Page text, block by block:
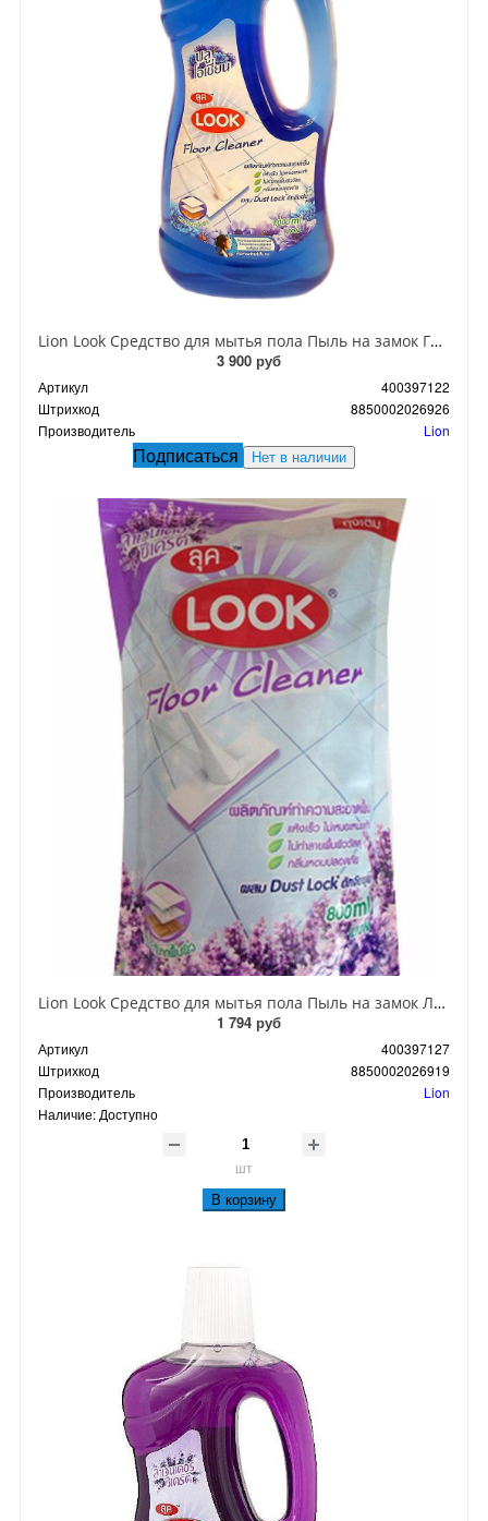
Lion Look Средство для мытья пола Пыль на замок Голубой океан 1л
3 900 руб
Артикул
400397122
Штрихкод
8850002026926
Производитель
Lion
Подписаться Нет в наличии
Lion Look Средство для мытья пола Пыль на замок Лаванда 800мл Запасной блок
1 794 руб
Артикул
400397127
Штрихкод
8850002026919
Производитель
Lion
Наличие:Доступно
шт
В корзину